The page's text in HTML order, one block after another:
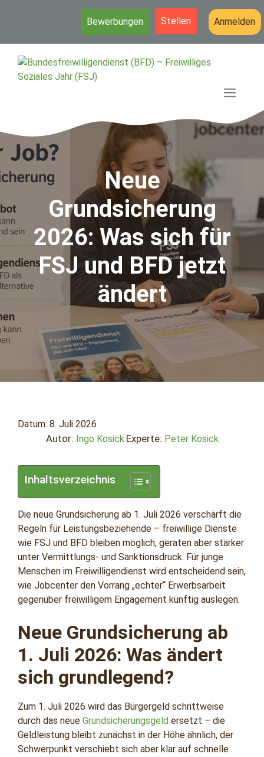
Bewerbungen Stellen Anmelden
Inhalt
springen
Neue
Grundsicherung
2026: Was sich für
FSJ und BFD jetzt
ändert
Datum: 8. Juli 2026
Autor: Ingo Kosick Experte: Peter Kosick
Inhaltsverzeichnis
Die neue Grundsicherung ab 1. Juli 2026 verschärft die
Regeln für Leistungsbeziehende – freiwillige Dienste
wie FSJ und BFD bleiben möglich, geraten aber stärker
unter Vermittlungs- und Sanktionsdruck. Für junge
Menschen im Freiwilligendienst wird entscheidend sein,
wie Jobcenter den Vorrang „echter“ Erwerbsarbeit
gegenüber freiwilligem Engagement künftig auslegen.
Neue Grundsicherung ab
1. Juli 2026: Was ändert
sich grundlegend?
Zum 1. Juli 2026 wird das Bürgergeld schrittweise
durch das neue Grundsicherungsgeld ersetzt – die
Geldleistung bleibt zunächst in der Höhe ähnlich, der
Schwerpunkt verschiebt sich aber klar auf schnelle